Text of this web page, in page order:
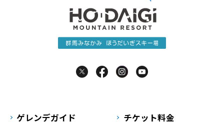
ゲレンデガイド チケット料金